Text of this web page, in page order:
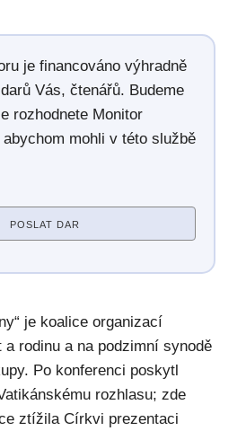
je financováno výhradně
Vás, čtenářů. Budeme
rozhodnete Monitor
mohli v této službě
POSLAT DAR
je koalice organizací
rodinu a na podzimní synodě
Po konferenci poskytl
rozhlasu; zde
ztížila Církvi prezentaci